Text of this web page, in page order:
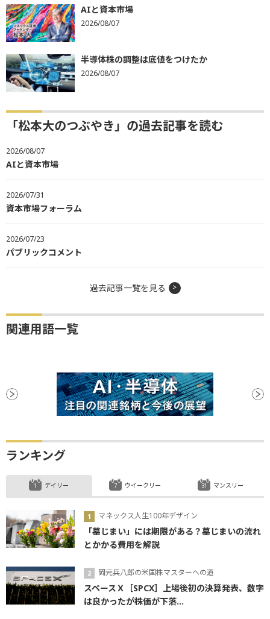
AIと資本市場
2026/08/07
半導体株の調整は底値をつけたか
2026/08/07
「松本大のつぶやき」の過去記事を読む
2026/08/07
AIと資本市場
2026/07/31
資本市場フォーラム
2026/07/23
パブリックコメント
過去記事一覧を見る
関連用語一覧
ランキング
デイリー
マネックス人生100年デザイン
「墓じまい」には期限がある？墓じまいの流れ
とかかる費用を解説
岡元兵八郎の米国株マスターへの道
スペースＸ［SPCX］上場後初の決算発表、数字
は良かったが株価が下落...
ウイークリー マンスリー